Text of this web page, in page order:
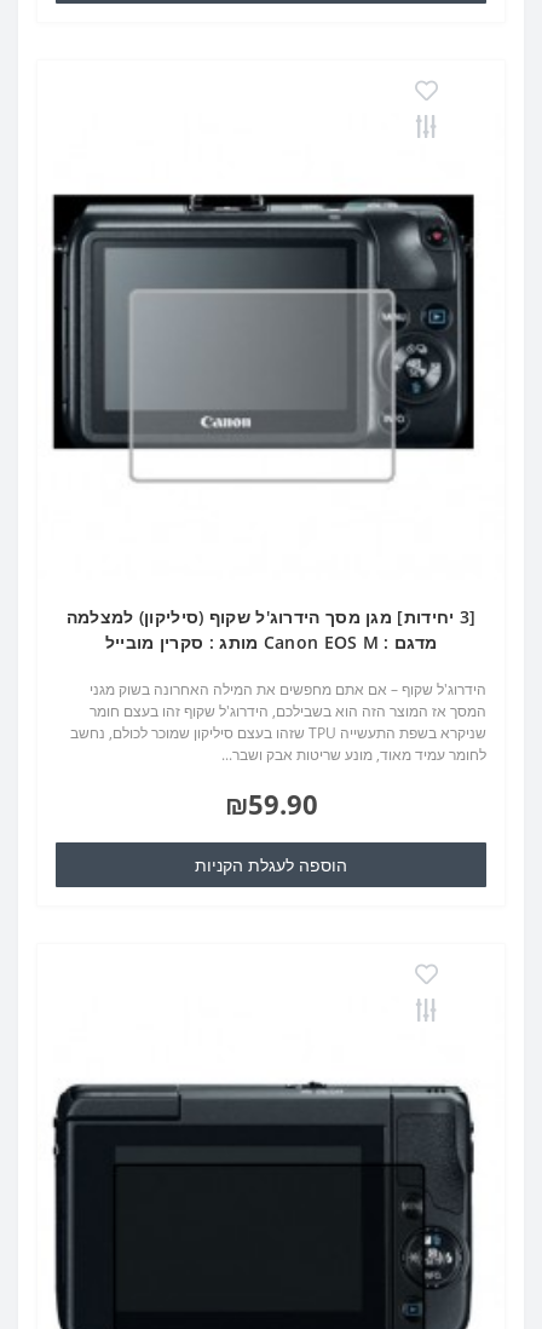
[3 יחידות] מגן מסך הידרוג'ל שקוף (סיליקון) למצלמה
מדגם : Canon EOS M מותג : סקרין מובייל
הידרוג'ל שקוף – אם אתם מחפשים את המילה האחרונה בשוק מגני
המסך אז המוצר הזה הוא בשבילכם, הידרוג'ל שקוף זהו בעצם חומר
שניקרא בשפת התעשייה TPU שזהו בעצם סיליקון שמוכר לכולם, נחשב
לחומר עמיד מאוד, מונע שריטות אבק ושבר...
₪59.90
הוספה לעגלת הקניות